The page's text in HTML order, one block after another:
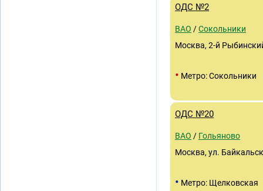
ОДС №2
ВАО /Сокольники
Москва, 2-й
• Метро: Сокольники
ОДС №20
ВАО / Гольяново
Москва, ул.
• Метро: Щелковская